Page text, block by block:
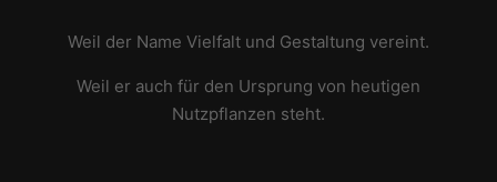
Weil der Name Vielfalt und Gestaltung vereint.
Weil er auch für den Ursprung von heutigen
Nutzpflanzen steht.